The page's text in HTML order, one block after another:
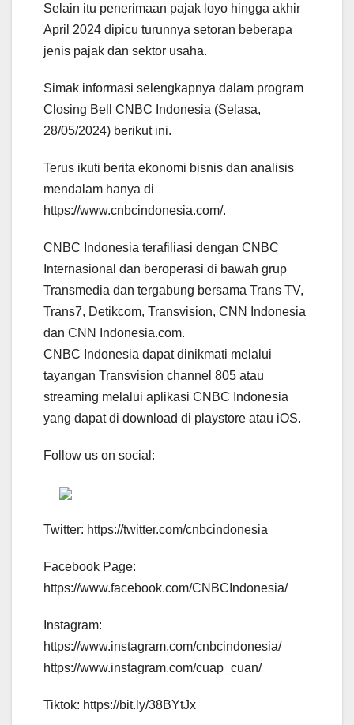
Selain itu penerimaan pajak loyo hingga akhir
April 2024 dipicu turunnya setoran beberapa
jenis pajak dan sektor usaha.
Simak informasi selengkapnya dalam program
Closing Bell CNBC Indonesia (Selasa,
28/05/2024) berikut ini.
Terus ikuti berita ekonomi bisnis dan analisis
mendalam hanya di
https://www.cnbcindonesia.com/.
CNBC Indonesia terafiliasi dengan CNBC
Internasional dan beroperasi di bawah grup
Transmedia dan tergabung bersama Trans TV,
Trans7, Detikcom, Transvision, CNN Indonesia
dan CNN Indonesia.com.
CNBC Indonesia dapat dinikmati melalui
tayangan Transvision channel 805 atau
streaming melalui aplikasi CNBC Indonesia
yang dapat di download di playstore atau iOS.
Follow us on social:
Twitter: https://twitter.com/cnbcindonesia
Facebook Page:
https://www.facebook.com/CNBCIndonesia/
Instagram:
https://www.instagram.com/cnbcindonesia/
https://www.instagram.com/cuap_cuan/
Tiktok: https://bit.ly/38BYtJx